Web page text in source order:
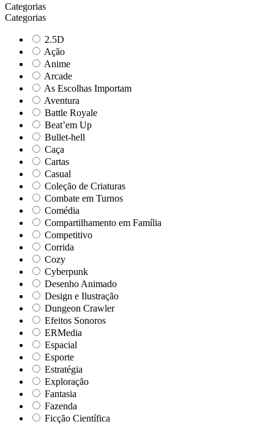
Categorias
Categorias
2.5D
Ação
Anime
Arcade
As Escolhas Importam
Aventura
Battle Royale
Beat’em Up
Bullet-hell
Caça
Cartas
Casual
Coleção de Criaturas
Combate em Turnos
Comédia
Compartilhamento em Família
Competitivo
Corrida
Cozy
Cyberpunk
Desenho Animado
Design e Ilustração
Dungeon Crawler
Efeitos Sonoros
ERMedia
Espacial
Esporte
Estratégia
Exploração
Fantasia
Fazenda
Ficção Científica